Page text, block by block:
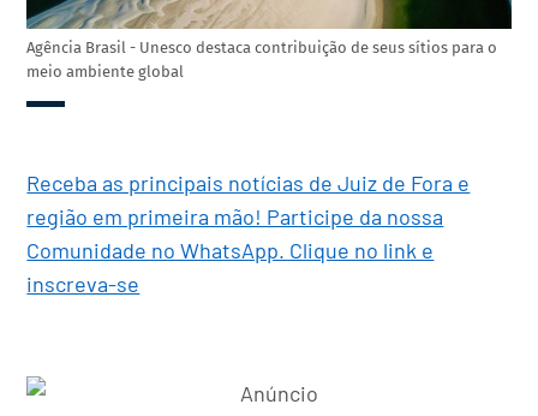
Agência Brasil - Unesco destaca contribuição de seus sítios para o
meio ambiente global
Receba as principais notícias de Juiz de Fora e
região em primeira mão! Participe da nossa
Comunidade no WhatsApp. Clique no link e
inscreva-se